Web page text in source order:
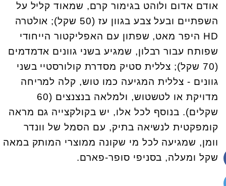
אודם אדום ולוהט בגימור קרם, שמאוד קליל על
השפתיים ובעל צבע בגוון עז (50 שקל); אולטרה
HD היפר מאט, שפתון עם האפליקטור הייחודי
שפותח עבור רבלון, שמגיע בשני גוונים אדמדמים
(70 שקל); צללית סטיק מסדרת קולורסטיי בשני
גוונים - צללית המגיעה כמו טוש, קלה למריחה
מדויקת או לטשטוש, ולמלאה בנצנצים (60
שקלים). בנוסף לכל אלו, יש בקולקצייה גם מראה
קומפקטית לנשיאה בתיק, עם הסמל של וונדר
וומן, שמגיעה לכל מי שקונה ממוצרי המותק במאה
שקל ומעלה, בסניפי סופר-פארם.